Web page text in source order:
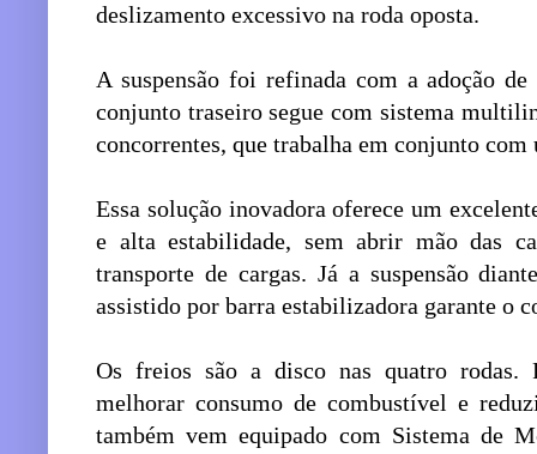
deslizamento excessivo na roda oposta.
A suspensão foi refinada com a adoção
conjunto traseiro segue com sistema
concorrentes, que trabalha em conjunto
Essa solução inovadora oferece um
e alta estabilidade, sem abrir mão das
transporte de cargas. Já a suspensão
assistido por barra estabilizadora garante o
Os freios são a disco nas quatro rodas.
melhorar consumo de combustível e
também vem equipado com Sistema de